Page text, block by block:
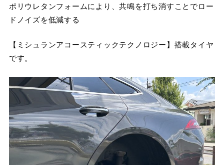
ポリウレタンフォームにより、共鳴を打ち消すことでロー
ドノイズを低減する
【ミシュランアコースティックテクノロジー】搭載タイヤ
です。